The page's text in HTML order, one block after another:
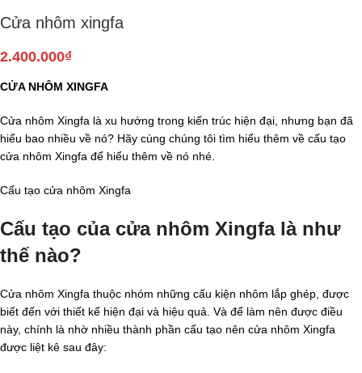
Cửa nhôm xingfa
2.400.000₫
CỬA NHÔM XINGFA
Cửa nhôm Xingfa là xu hướng trong kiến trúc hiện đại, nhưng bạn đã
hiểu bao nhiều về nó? Hãy cùng chúng tôi tìm hiểu thêm về cấu tạo
cửa nhôm Xingfa để hiểu thêm về nó nhé.
Cấu tạo cửa nhôm Xingfa
Cấu tạo của cửa nhôm Xingfa là như
thế nào?
Cửa nhôm Xingfa thuộc nhóm những cấu kiện nhôm lắp ghép, được
biết đến với thiết kế hiện đại và hiệu quả. Và để làm nên được điều
này, chính là nhờ nhiều thành phần cấu tạo nên cửa nhôm Xingfa
được liệt kê sau đây: